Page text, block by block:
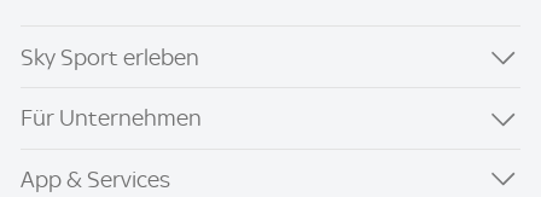
Sky Sport erleben
Für Unternehmen
App & Services